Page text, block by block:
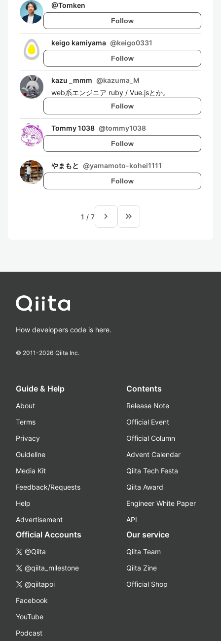
@Tomken
Follow
keigo kamiyama @keigo0331
Follow
kazu _mmm @kazuma_M
web系エンジニア ruby / Vue.jsとか。
Follow
Tommy 1038 @tommy1038
Follow
やまもと @yamamoto-kohei1111
Follow
1 / 7 navigate_next keyboard_double_arrow_right
How developers code is here.
© 2011-2026 Qiita Inc.
Guide & Help
About
Terms
Privacy
Guideline
Media Kit
Feedback/Requests
Help
Advertisement
Contents
Release Note
Official Event
Official Column
Advent Calendar
Qiita Tech Festa
Qiita Award
Engineer White Paper
API
Official Accounts
@Qiita
@qiita_milestone
@qiitapoi
Facebook
YouTube
Podcast
Our service
Qiita Team
Qiita Zine
Official Shop